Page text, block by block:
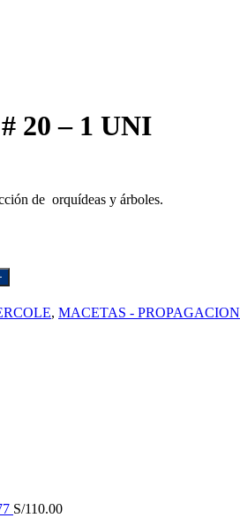
20 – 1 UNI
de orquídeas y árboles.
, MACETAS - PROPAGACION
S/110.00